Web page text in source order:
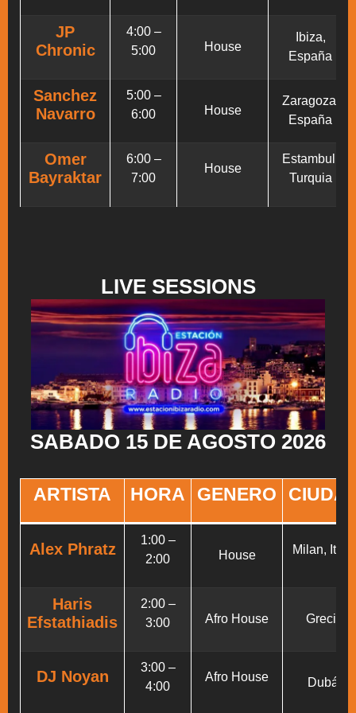
JP
Chronic
4:00 –
5:00
House
Ibiza,
España
Sanchez
Navarro
5:00 –
6:00
House
Zaragoza,
España
Omer
Bayraktar
6:00 –
7:00
House
Estambul,
Turquia
LIVE SESSIONS
SABADO 15 DE AGOSTO 2026
ARTISTA HORA GENERO
Alex Phratz
1:00 –
2:00
House Milan, Italia
Haris
Efstathiadis
2:00 –
3:00
Afro House Grecia
DJ Noyan
3:00 –
4:00
Afro House Dubái